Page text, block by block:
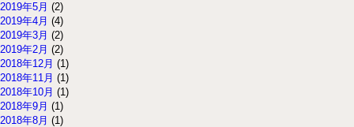
2019年5月 (2)
2019年4月 (4)
2019年3月 (2)
2019年2月 (2)
2018年12月 (1)
2018年11月 (1)
2018年10月 (1)
2018年9月 (1)
2018年8月 (1)